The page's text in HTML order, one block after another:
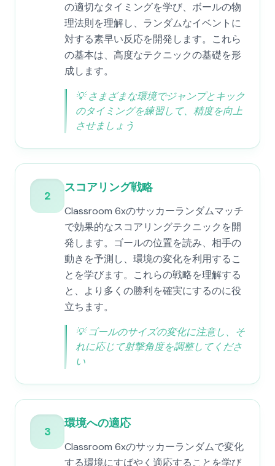
の適切なタイミングを学び、ボールの物
理法則を理解し、ランダムなイベントに
対する素早い反応を開発します。これら
の基本は、高度なテクニックの基礎を形
成します。
💡さまざまな環境でジャンプとキック
のタイミングを練習して、精度を向上
させましょう
2
スコアリング戦略
Classroom 6xのサッカーランダムマッチ
で効果的なスコアリングテクニックを開
発します。ゴールの位置を読み、相手の
動きを予測し、環境の変化を利用するこ
とを学びます。これらの戦略を理解する
と、より多くの勝利を確実にするのに役
立ちます。
💡ゴールのサイズの変化に注意し、そ
れに応じて射撃角度を調整してくださ
い
3
環境への適応
Classroom 6xのサッカーランダムで変化
する環境にすばやく適応することを学び